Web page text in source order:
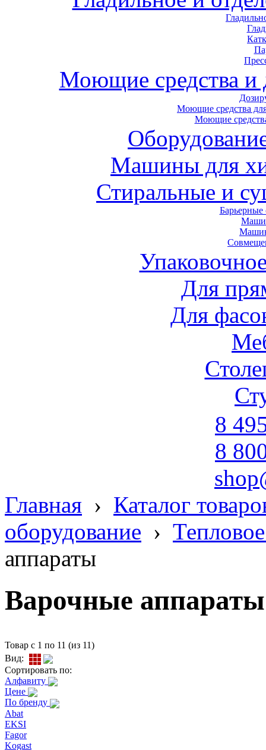
Моющие средства
Моющие средства
Моющие
Машины для
Стиральные и
Для
Для
8
8
Главная › Каталог
оборудование ›
аппараты
Варочные аппараты
Товар с 1 по 11 (из 11)
Вид:
Сортировать по:
Алфавиту
Цене
По бренду
Abat
EKSI
Fagor
Kogast